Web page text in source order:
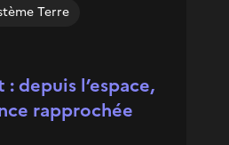
depuis l’espace,
rapprochée
Terre